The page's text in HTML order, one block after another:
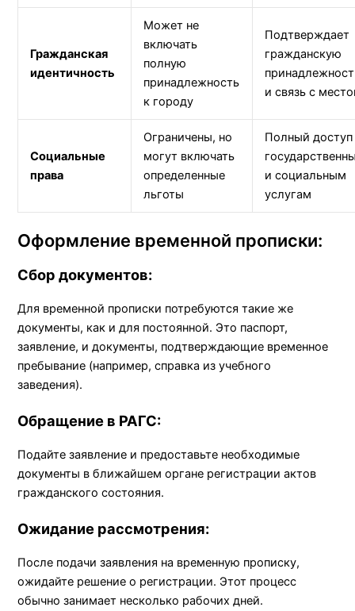
Гражданская
идентичность
Может не
включать
полную
принадлежность
к городу
Подтверждает
гражданскую
и связь с
Социальные
права
Ограничены, но
могут включать
определенные
льготы
Полный доступ
и социальным
услугам
Оформление временной прописки:
Сбор документов:
Для временной прописки потребуются такие же
документы, как и для постоянной. Это паспорт,
заявление, и документы, подтверждающие временное
пребывание (например, справка из учебного
заведения).
Обращение в РАГС:
Подайте заявление и предоставьте необходимые
документы в ближайшем органе регистрации актов
гражданского состояния.
Ожидание рассмотрения:
После подачи заявления на временную прописку,
ожидайте решение о регистрации. Этот процесс
обычно занимает несколько рабочих дней.